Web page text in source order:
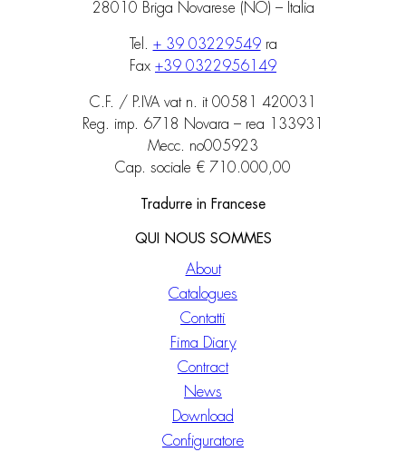
28010 Briga Novarese (NO) – Italia
Tel. + 39 03229549ra
Fax +39 0322956149
C.F. / P.IVA vat n. it 00581 420031
Reg. imp. 6718 Novara – rea 133931
Mecc. no005923
Cap. sociale € 710.000,00
Tradurre in Francese
QUI NOUS SOMMES
About
Catalogues
Contatti
Fima Diary
Contract
News
Download
Configuratore